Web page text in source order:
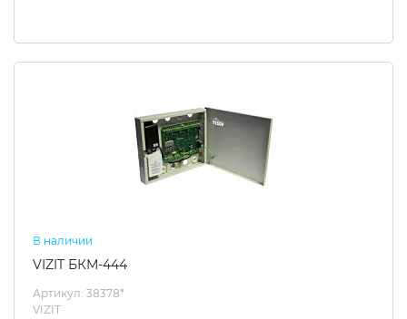
В наличии
VIZIT БКМ-444
Артикул: 38378*
VIZIT